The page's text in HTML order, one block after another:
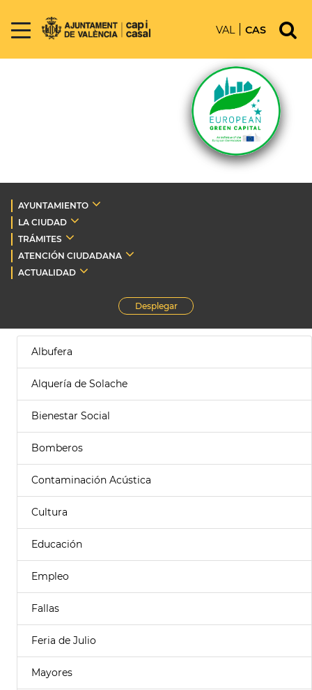
VAL CAS
AYUNTAMIENTO
LA CIUDAD
TRÁMITES
ATENCIÓN CIUDADANA
ACTUALIDAD
Desplegar
Albufera
Alquería de Solache
Bienestar Social
Bomberos
Contaminación Acústica
Cultura
Educación
Empleo
Fallas
Feria de Julio
Mayores